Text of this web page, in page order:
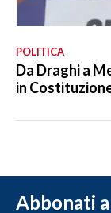
POLITICA
Da Draghi a
in
Abbonati a